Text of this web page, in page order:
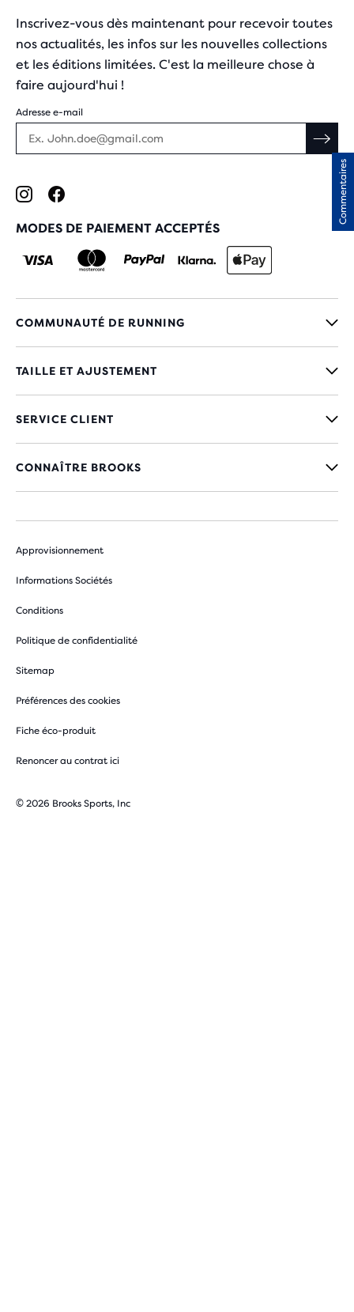
Inscrivez-vous dès maintenant pour recevoir toutes
nos actualités, les infos sur les nouvelles collections
et les éditions limitées. C'est la meilleure chose à
faire aujourd'hui !
Adresse e-mail
MODES DE PAIEMENT ACCEPTÉS
COMMUNAUTÉ DE RUNNING
TAILLE ET AJUSTEMENT
SERVICE CLIENT
CONNAÎTRE BROOKS
Approvisionnement
Informations Sociétés
Conditions
Politique de confidentialité
Sitemap
Préférences des cookies
Fiche éco-produit
Renoncer au contrat ici
© 2026 Brooks Sports, Inc
Commentaires